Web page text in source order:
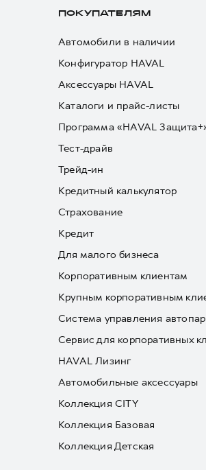
ПОКУПАТЕЛЯМ
Автомобили в наличии
Конфигуратор HAVAL
Аксессуары HAVAL
Каталоги и прайс-листы
Программа «HAVAL
Тест-драйв
Трейд-ин
Кредитный калькулятор
Страхование
Кредит
Для малого бизнеса
Корпоративным клиентам
Крупным корпоративным
Система управления
Сервис для корпоративных
HAVAL Лизинг
Автомобильные аксессуары
Коллекция CITY
Коллекция Базовая
Коллекция Детская